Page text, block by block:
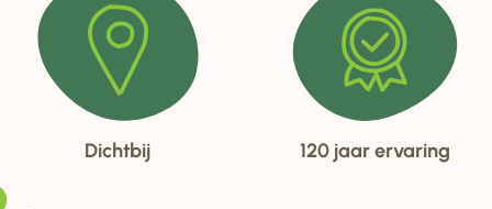
Dichtbij 120 jaar ervaring